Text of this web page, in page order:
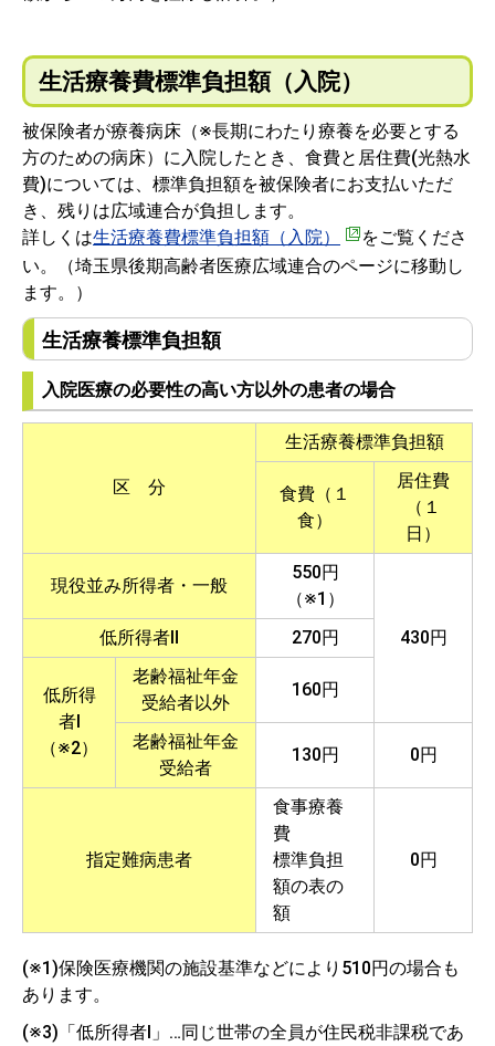
生活療養費標準負担額（入院）
被保険者が療養病床（※長期にわたり療養を必要とする
方のための病床）に入院したとき、食費と居住費(光熱水
費)については、標準負担額を被保険者にお支払いただ
き、残りは広域連合が負担します。
詳しくは生活療養費標準負担額（入院）
をご覧くださ
い。（埼玉県後期高齢者医療広域連合のページに移動し
ます。）
生活療養標準負担額
入院医療の必要性の高い方以外の患者の場合
区 分
生活療養標準負担額
食費（１
食）
居住費
（１
日）
現役並み所得者・一般
550円
（※1）
430円
低所得者Ⅱ 270円
低所得
者Ⅰ
（※2）
老齢福祉年金
受給者以外
160円
老齢福祉年金
受給者
130円 0円
指定難病患者
食事療養
費
標準負担
額の表の
額
0円
(※1)保険医療機関の施設基準などにより510円の場合も
あります。
(※3)「低所得者Ⅰ」…同じ世帯の全員が住民税非課税であ